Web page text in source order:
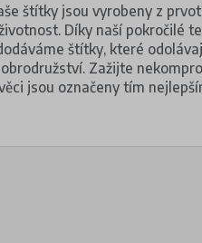
štítky jsou vyrobeny z
Díky naší pokročilé
štítky, které
Zažijte
jsou označeny tím